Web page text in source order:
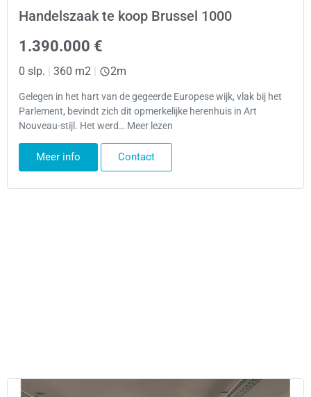
Handelszaak te koop Brussel 1000
1.390.000 €
0 slp. | 360 m2 | 2m
Gelegen in het hart van de gegeerde Europese wijk, vlak bij het
Parlement, bevindt zich dit opmerkelijke herenhuis in Art
Nouveau-stijl. Het werd… Meer lezen
Meer info Contact